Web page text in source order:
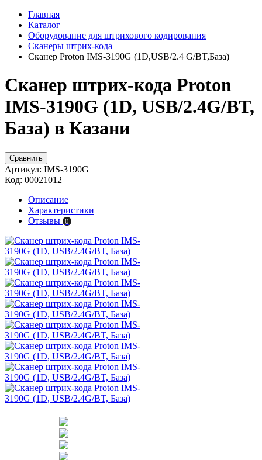
Главная
Каталог
Оборудование для штрихового кодирования
Сканеры штрих-кода
Сканер Proton IMS-3190G (1D,USB/2.4 G/BT,База)
Сканер штрих-кода Proton
IMS-3190G (1D, USB/2.4G/BT,
База) в Казани
Сравнить
Артикул: IMS-3190G
Код: 00021012
Описание
Характеристики
Отзывы 0